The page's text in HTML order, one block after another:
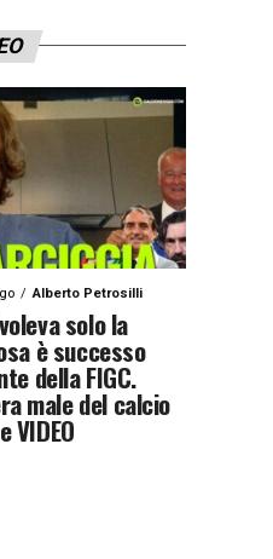
Alberto Petrosilli
solo la
è successo
della FIGC.
male del calcio
VIDEO